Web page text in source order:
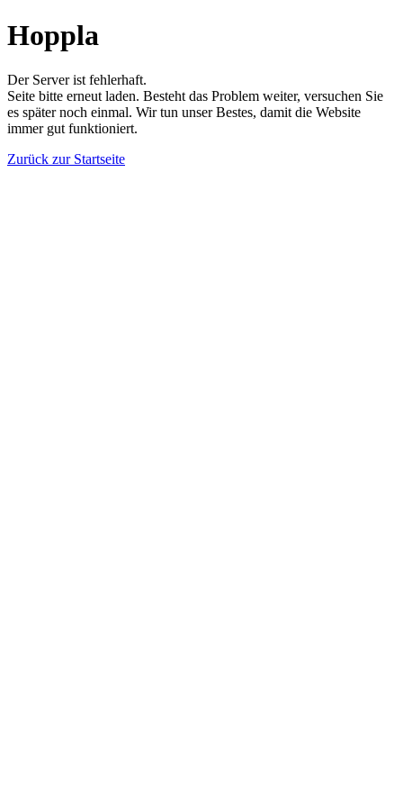
Hoppla
Der Server ist fehlerhaft.
Seite bitte erneut laden. Besteht das Problem weiter, versuchen Sie
es später noch einmal. Wir tun unser Bestes, damit die Website
immer gut funktioniert.
Zurück zur Startseite